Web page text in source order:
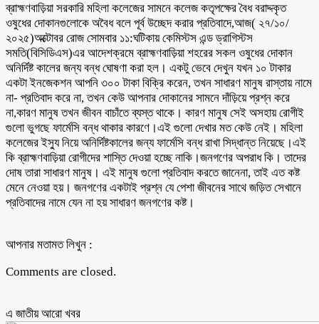
ব্রাহ্মণবাড়িয়া সরকারি মহিলা কলেজের সামনে কলেজ কতৃপক্ষের বৈধ বরাদ্দকৃত
ওষুধের দোকানগুলোকে অবৈধ বলে পূর্ব উচ্ছেদ করার প্রতিবাদে,আজ( ২৭/১০/
২০২৫)অক্টোবর রোজ সোমবার ১১:ঘটিকায় কেমিস্টস এন্ড ড্রাগিস্টস
সমতি(বিসিডিএস)এর আদেশক্রমে ব্রাহ্মণবাড়িয়া শহরের সকল ওষুধের দোকান
অনির্দিষ্ট কালের জন্য বন্ধ ঘোষণা করা হল। একটু ভেবে দেখুন যখন ১০ টাকার
একটা ইনজেকশন আপনি ৩০০ টাকা বিক্রি করেন, তখন সাধারণ মানুষ রাস্তায় নামে
না- প্রতিবাদ করে না, তখন কেউ আপনার দোকানের সামনে দাঁড়িয়ে প্রশ্ন করে
না,কারণ মানুষ তখন জীবন বাচাঁতে ব্যস্ত থাকে। কারণ মানুষ সেই অসহায় রোগীই
গুলো ভুগছে ফার্মেসি বন্ধ থাকার কারণে।এই গুলো দেখার মত কেউ নেই। মহিলা
কলেজের ইস্যু নিয়ে অনির্দিষ্টকালের জন্য ফার্মেসি বন্ধ রাখা সিদ্ধান্ত নিয়েছে।এই
কি ব্রাহ্মণবাড়িয়া রোগীদের শাস্তি দেওয়া হচ্ছে নাকি।জনগণের অপরাধ কি। তাদের
দোষ তারা সাধারণ মানুষ। এই মানুষ গুলো প্রতিবাদ করতে জানেনা, তাই এত কষ্ট
মেনে নেওয়া হয়। জনগণের একটাই প্রশ্ন যে পেশা জীবনের সাথে জড়িত সেখানে
প্রতিবাদের নামে যেন না হয় সাধারণ জনগণের কষ্ট।
আপনার মতামত লিখুন :
Comments are closed.
এ জাতীয় আরো ‍খবর